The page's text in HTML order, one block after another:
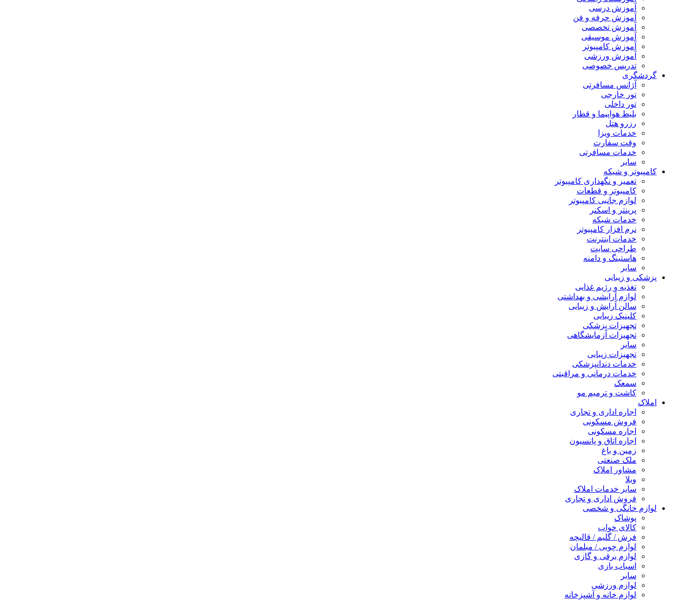
آموزش درسی
آموزش حرفه و فن
آموزش تخصصی
آموزش موسیقی
آموزش کامپیوتر
آموزش ورزشی
تدریس خصوصی
گردشگری
آژانس مسافرتی
تور خارجی
تور داخلی
بلیط هواپیما و قطار
رزرو هتل
خدمات ویزا
وقت سفارت
خدمات مسافرتی
سایر
کامپیوتر و شبکه
تعمیر و نگهداری کامپیوتر
کامپیوتر و قطعات
لوازم جانبی کامپیوتر
پرینتر و اسکنر
خدمات شبکه
نرم افزار کامپیوتر
خدمات اینترنت
طراحی سایت
هاستینگ و دامنه
سایر
پزشکی و زیبایی
تغذیه و رژیم غذایی
لوازم آرایشی و بهداشتی
سالن آرایش و زیبایی
کلینیک زیبایی
تجهیزات پزشکی
تجهیزات آزمایشگاهی
سایر
تجهیزات زیبایی
خدمات دندانپزشکی
خدمات درمانی و مراقبتی
سمعک
کاشت و ترمیم مو
املاک
اجاره اداری و تجاری
فروش مسکونی
اجاره مسکونی
اجاره اتاق و پانسیون
زمین و باغ
ملک صنعتی
مشاور املاک
ویلا
سایر خدمات املاک
فروش اداری و تجاری
لوازم خانگی و شخصی
پوشاک
کالای خواب
فرش / گلیم / قالیچه
لوازم چوبی / مبلمان
لوازم برقی و گازی
اسباب بازی
سایر
لوازم ورزشی
لوازم خانه و آشپزخانه